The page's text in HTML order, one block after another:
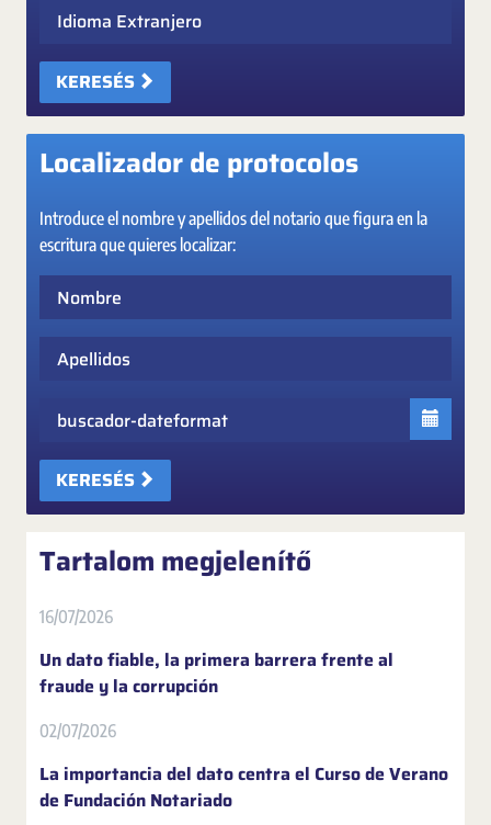
Idioma Extranjero
KERESÉS
Localizador de protocolos
Introduce el nombre y apellidos del notario que figura en la
escritura que quieres localizar:
KERESÉS
Tartalom megjelenítő
16/07/2026
Un dato fiable, la primera barrera frente al
fraude y la corrupción
02/07/2026
La importancia del dato centra el Curso de Verano
de Fundación Notariado